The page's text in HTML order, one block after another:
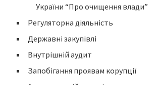
України “Про очищення влади”
Регуляторна діяльність
Державні закупівлі
Внутрішній аудит
Запобігання проявам корупції